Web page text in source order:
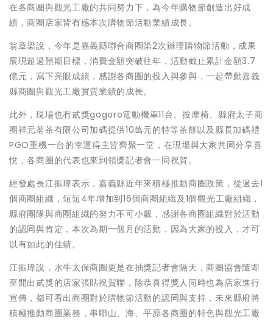
在各商圈與觀光工廠的共同努力下，為今年購物節創造出好成
績，商圈店家皆有感本次購物節活動業績成長。
翁章梁說，今年是嘉義縣聯合商圈第2次辦理購物節活動，成果
展現超過預期目標，消費金額突破往年，活動截止累計金額3.7
億元，寫下亮眼成績，感謝各商圈的投入與參與，一起帶動嘉義
縣商圈與觀光工廠實質業績的成長。
此外，現場也有貳獎gogoro電動機車11台、按摩椅、縣府太子商
圈祥元茗茶有限公司加碼提供10萬元的特等茶餅以及縣長加碼禮
PGO重機一台的幸運得主皆齊聚一堂，在現場與大家共同分享喜
悅，各商圈的代表也來到領獎記者會一同祝賀。
經發處長江振瑋表示，嘉義縣近年來積極推動商圈政策，從過去1
個商圈組織，短短4年增加到16個商圈組織及1個觀光工廠組織，
縣府團隊與商圈組織的努力不可小覷，感謝各商圈組織對於活動
的認同與肯定，本次為期一個月的活動，因為大家的投入，才可
以有如此的佳績。
江振瑋說，水牛太保商圈更是在抽獎記者會隔天，商圈協會隨即
至開出貳獎的店家張貼祝賀聯，除恭喜得獎人同時也為店家進行
宣傳，都可看出商圈對於購物節活動的認同與支持，未來縣府將
積極推動商圈業務，串聯山、海、平原各商圈的特色與觀光工廠